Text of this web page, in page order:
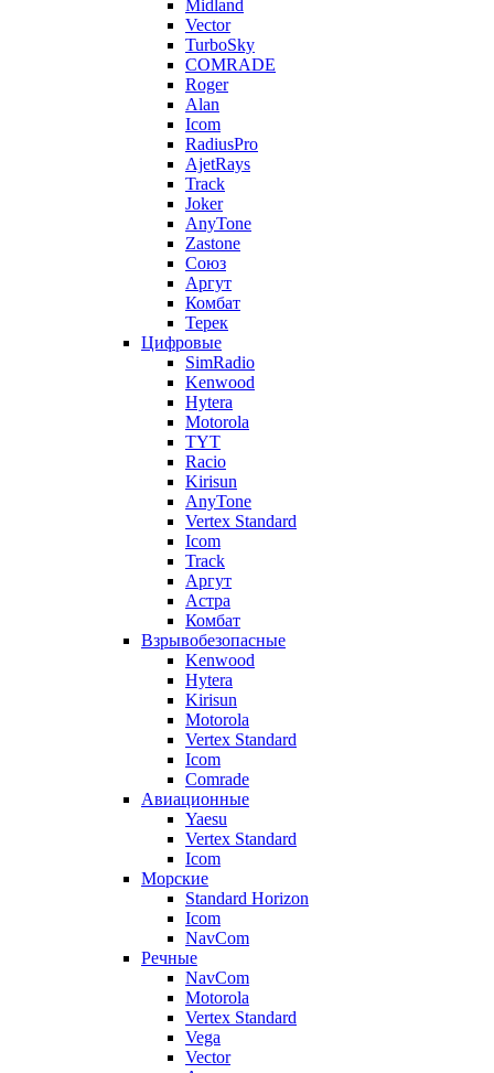
Midland
Vector
TurboSky
COMRADE
Roger
Alan
Icom
RadiusPro
AjetRays
Track
Joker
AnyTone
Zastone
Союз
Аргут
Комбат
Терек
Цифровые
SimRadio
Kenwood
Hytera
Motorola
TYT
Racio
Kirisun
AnyTone
Vertex Standard
Icom
Track
Аргут
Астра
Комбат
Взрывобезопасные
Kenwood
Hytera
Kirisun
Motorola
Vertex Standard
Icom
Comrade
Авиационные
Yaesu
Vertex Standard
Icom
Морские
Standard Horizon
Icom
NavCom
Речные
NavCom
Motorola
Vertex Standard
Vega
Vector